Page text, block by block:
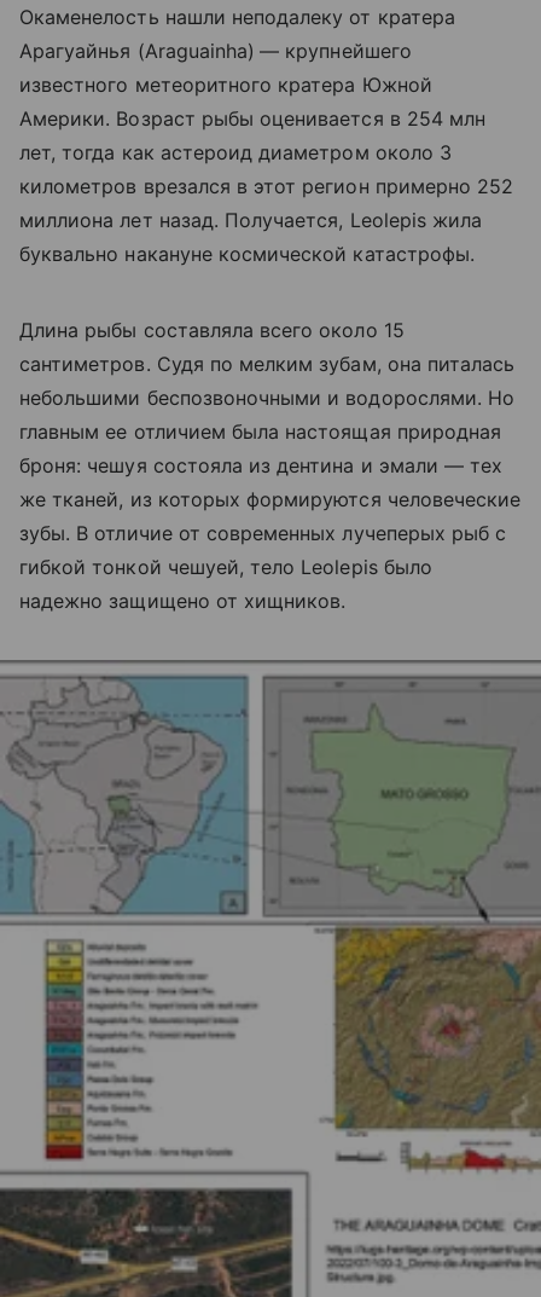
Окаменелость нашли неподалеку от кратера
Арагуайнья (Araguainha) — крупнейшего
известного метеоритного кратера Южной
Америки. Возраст рыбы оценивается в 254 млн
лет, тогда как астероид диаметром около 3
километров врезался в этот регион примерно 252
миллиона лет назад. Получается, Leolepis жила
буквально накануне космической катастрофы.
Длина рыбы составляла всего около 15
сантиметров. Судя по мелким зубам, она питалась
небольшими беспозвоночными и водорослями. Но
главным ее отличием была настоящая природная
броня: чешуя состояла из дентина и эмали — тех
же тканей, из которых формируются человеческие
зубы. В отличие от современных лучеперых рыб с
гибкой тонкой чешуей, тело Leolepis было
надежно защищено от хищников.